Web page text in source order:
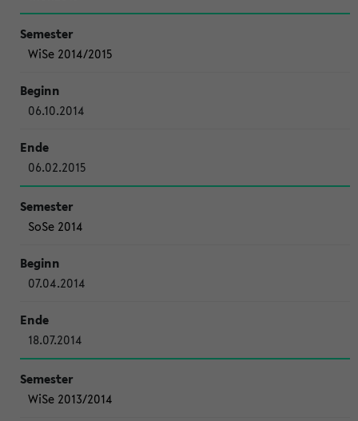
WiSe 2014/2015
06.10.2014
06.02.2015
SoSe 2014
07.04.2014
18.07.2014
WiSe 2013/2014